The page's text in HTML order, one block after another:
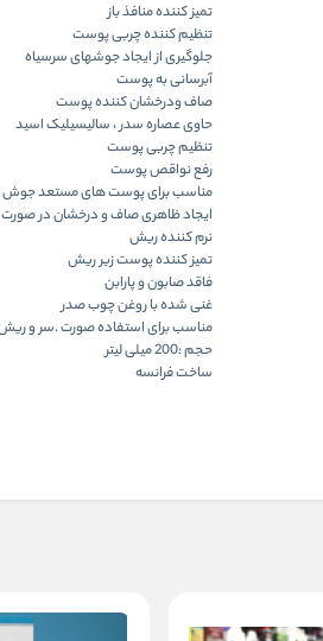
تمیز کننده منافذ باز
تنظیم کننده چربی پوست
جلوگیری از ایجاد جوشهای سرسیاه
آبرسانی به پوست
صاف ودرخشان کننده پوست
حاوی عصاره سدر ، سالیسیلیک اسید
تنظیم چربی پوست
رفع نواقص پوست
مناسب برای پوست های مستعد جوش
ایجاد ظاهری صاف و درخشان در صورت
نرم کننده ریش
تمیز کننده پوست زیر ریش
فاقد صابون و پارابن
غنی شده با روغن چوب صدر
مناسب برای استفاده صورت .سر و
حجم :200 میلی لیتر
ساخت فرانسه